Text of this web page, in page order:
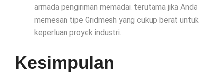
armada pengiriman memadai, terutama jika Anda
memesan tipe Gridmesh yang cukup berat untuk
keperluan proyek industri.
Kesimpulan